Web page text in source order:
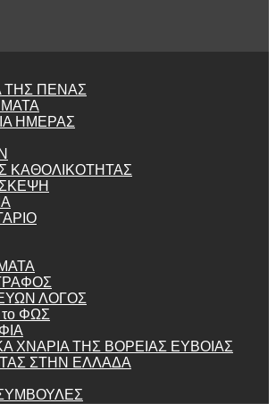
ΤΗΣ ΠΕΝΑΣ
ΗΜΕΡΑΣ
ΚΑΘΟΛΙΚΟΤΗΤΑΣ
ΛΟΓΟΣ
ΦΩΣ
ΧΝΑΡΙΑ ΤΗΣ ΒΟΡΕΙΑΣ ΕΥΒΟΙΑΣ
ΣΤΗΝ ΕΛΛΑΔΑ